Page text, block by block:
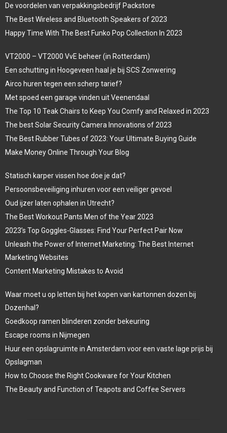
De voordelen van verpakkingsbedrijf Packstore
The Best Wireless and Bluetooth Speakers of 2023
Happy Time With The Best Funko Pop Collection In 2023
VT2000 – VT2000 VvE beheer (in Rotterdam)
Een schutting in Hoogeveen haal je bij SCS Zonwering
Airco huren tegen een scherp tarief?
Met spoed een garage vinden uit Veenendaal
The Top 10 Teak Chairs to Keep You Comfy and Relaxed in 2023
The best Solar Security Camera Innovations of 2023
The Best Rubber Tubes of 2023: Your Ultimate Buying Guide
Make Money Online Through Your Blog
Statisch karper vissen hoe doe je dat?
Persoonsbeveiliging inhuren voor een veiliger gevoel
Oud ijzer laten ophalen in Utrecht?
The Best Workout Pants Men of the Year 2023
2023’s Top Goggles-Glasses: Find Your Perfect Pair Now
Unleash the Power of Internet Marketing: The Best Internet
Marketing Websites
Content Marketing Mistakes to Avoid
Waar moet u op letten bij het kopen van kartonnen dozen bij
Dozenhal?
Goedkoop ramen blinderen zonder bekeuring
Escape rooms in Nijmegen
Huur een opslagruimte in Amsterdam voor een vaste lage prijs bij
Opslagman
How to Choose the Right Cookware for Your Kitchen
The Beauty and Function of Teapots and Coffee Servers